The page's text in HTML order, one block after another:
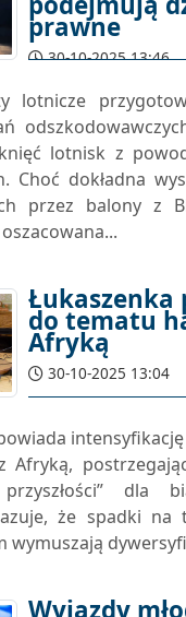
prawne
30-10-2025 13:46
lotnicze
lotnisk z
Choć dokładna
przez balony z
Łukaszenka
do tematu
Afryką
30-10-2025 13:04
Afryką,
dla
że spadki na
wymuszają
Wyjazdy